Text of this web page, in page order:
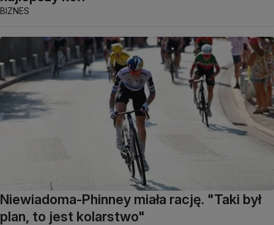
BIZNES
Niewiadoma-Phinney miała rację. "Taki był
plan, to jest kolarstwo"